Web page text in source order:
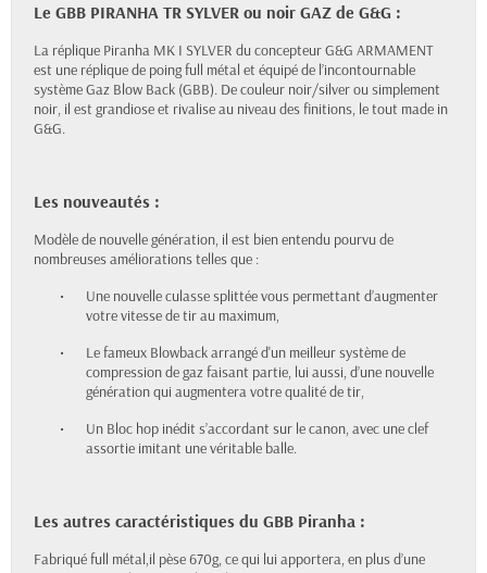
Le GBB PIRANHA TR SYLVER ou noir GAZ de G&G :
La réplique Piranha MK I SYLVER du concepteur G&G ARMAMENT
est une réplique de poing full métal et équipé de l’incontournable
système Gaz Blow Back (GBB). De couleur noir/silver ou simplement
noir, il est grandiose et rivalise au niveau des finitions, le tout made in
G&G.
Les nouveautés :
Modèle de nouvelle génération, il est bien entendu pourvu de
nombreuses améliorations telles que :
•
Une nouvelle culasse splittée vous permettant d’augmenter
votre vitesse de tir au maximum,
•
Le fameux Blowback arrangé d'un meilleur système de
compression degazfaisant partie, lui aussi, d’une nouvelle
génération qui augmentera votre qualité de tir,
•
Un Bloc hop inédit s’accordant sur le canon, avec une clef
assortie imitant une véritable balle.
Les autres caractéristiques du GBB Piranha :
Fabriqué full métal,il pèse 670g, ce qui lui apportera, en plus d’une